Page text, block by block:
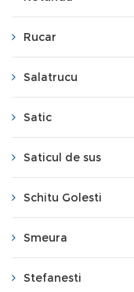
Rucar
Salatrucu
Satic
Saticul de sus
Schitu Golesti
Smeura
Stefanesti